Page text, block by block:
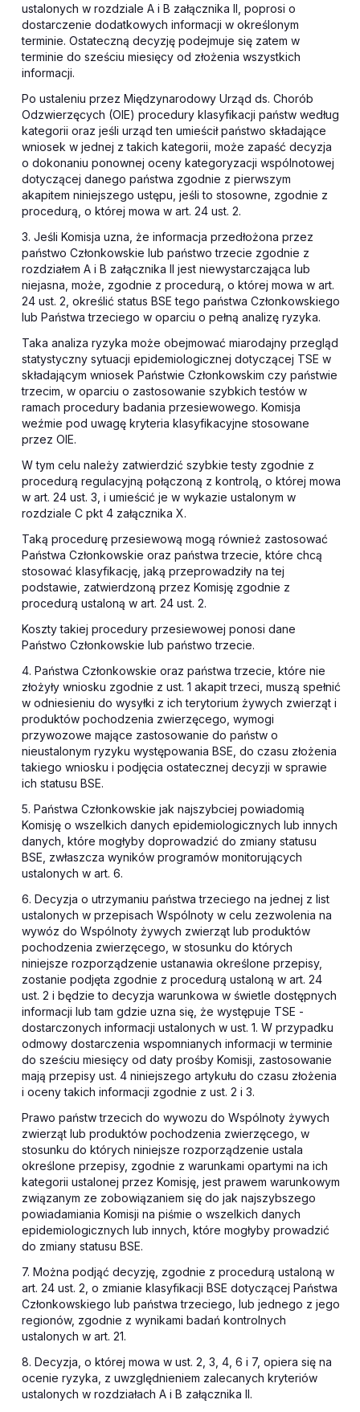
ustalonych w rozdziale A i B załącznika II, poprosi o
dostarczenie dodatkowych informacji w określonym
terminie. Ostateczną decyzję podejmuje się zatem w
terminie do sześciu miesięcy od złożenia wszystkich
informacji.
Po ustaleniu przez Międzynarodowy Urząd ds. Chorób
Odzwierzęcych (OIE) procedury klasyfikacji państw według
kategorii oraz jeśli urząd ten umieścił państwo składające
wniosek w jednej z takich kategorii, może zapaść decyzja
o dokonaniu ponownej oceny kategoryzacji wspólnotowej
dotyczącej danego państwa zgodnie z pierwszym
akapitem niniejszego ustępu, jeśli to stosowne, zgodnie z
procedurą, o której mowa w art. 24 ust. 2.
3. Jeśli Komisja uzna, że informacja przedłożona przez
państwo Członkowskie lub państwo trzecie zgodnie z
rozdziałem A i B załącznika II jest niewystarczająca lub
niejasna, może, zgodnie z procedurą, o której mowa w art.
24 ust. 2, określić status BSE tego państwa Członkowskiego
lub Państwa trzeciego w oparciu o pełną analizę ryzyka.
Taka analiza ryzyka może obejmować miarodajny przegląd
statystyczny sytuacji epidemiologicznej dotyczącej TSE w
składającym wniosek Państwie Członkowskim czy państwie
trzecim, w oparciu o zastosowanie szybkich testów w
ramach procedury badania przesiewowego. Komisja
weźmie pod uwagę kryteria klasyfikacyjne stosowane
przez OIE.
W tym celu należy zatwierdzić szybkie testy zgodnie z
procedurą regulacyjną połączoną z kontrolą, o której mowa
w art. 24 ust. 3, i umieścić je w wykazie ustalonym w
rozdziale C pkt 4 załącznika X.
Taką procedurę przesiewową mogą również zastosować
Państwa Członkowskie oraz państwa trzecie, które chcą
stosować klasyfikację, jaką przeprowadziły na tej
podstawie, zatwierdzoną przez Komisję zgodnie z
procedurą ustaloną w art. 24 ust. 2.
Koszty takiej procedury przesiewowej ponosi dane
Państwo Członkowskie lub państwo trzecie.
4. Państwa Członkowskie oraz państwa trzecie, które nie
złożyły wniosku zgodnie z ust. 1 akapit trzeci, muszą spełnić
w odniesieniu do wysyłki z ich terytorium żywych zwierząt i
produktów pochodzenia zwierzęcego, wymogi
przywozowe mające zastosowanie do państw o
nieustalonym ryzyku występowania BSE, do czasu złożenia
takiego wniosku i podjęcia ostatecznej decyzji w sprawie
ich statusu BSE.
5. Państwa Członkowskie jak najszybciej powiadomią
Komisję o wszelkich danych epidemiologicznych lub innych
danych, które mogłyby doprowadzić do zmiany statusu
BSE, zwłaszcza wyników programów monitorujących
ustalonych w art. 6.
6. Decyzja o utrzymaniu państwa trzeciego na jednej z list
ustalonych w przepisach Wspólnoty w celu zezwolenia na
wywóz do Wspólnoty żywych zwierząt lub produktów
pochodzenia zwierzęcego, w stosunku do których
niniejsze rozporządzenie ustanawia określone przepisy,
zostanie podjęta zgodnie z procedurą ustaloną w art. 24
ust. 2 i będzie to decyzja warunkowa w świetle dostępnych
informacji lub tam gdzie uzna się, że występuje TSE -
dostarczonych informacji ustalonych w ust. 1. W przypadku
odmowy dostarczenia wspomnianych informacji w terminie
do sześciu miesięcy od daty prośby Komisji, zastosowanie
mają przepisy ust. 4 niniejszego artykułu do czasu złożenia
i oceny takich informacji zgodnie z ust. 2 i 3.
Prawo państw trzecich do wywozu do Wspólnoty żywych
zwierząt lub produktów pochodzenia zwierzęcego, w
stosunku do których niniejsze rozporządzenie ustala
określone przepisy, zgodnie z warunkami opartymi na ich
kategorii ustalonej przez Komisję, jest prawem warunkowym
związanym ze zobowiązaniem się do jak najszybszego
powiadamiania Komisji na piśmie o wszelkich danych
epidemiologicznych lub innych, które mogłyby prowadzić
do zmiany statusu BSE.
7. Można podjąć decyzję, zgodnie z procedurą ustaloną w
art. 24 ust. 2, o zmianie klasyfikacji BSE dotyczącej Państwa
Członkowskiego lub państwa trzeciego, lub jednego z jego
regionów, zgodnie z wynikami badań kontrolnych
ustalonych w art. 21.
8. Decyzja, o której mowa w ust. 2, 3, 4, 6 i 7, opiera się na
ocenie ryzyka, z uwzględnieniem zalecanych kryteriów
ustalonych w rozdziałach A i B załącznika II.